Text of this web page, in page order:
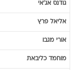
גודנס אג'אי
אליאל פרץ
אורי מגבו
מוחמד כליבאת